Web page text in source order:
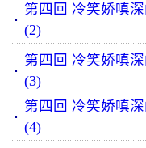
第四回 冷笑娇嗔
(2)
第四回 冷笑娇嗔
(3)
第四回 冷笑娇嗔
(4)